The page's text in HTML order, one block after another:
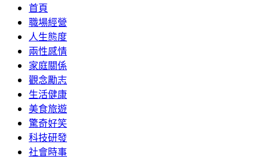
首頁
職場經營
人生態度
兩性感情
家庭關係
觀念勵志
生活健康
美食旅遊
驚奇好笑
科技研發
社會時事